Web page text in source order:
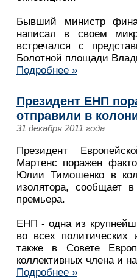
Бывший министр
написал в своем
встречался с
Болотной площади
Подробнее »
Президент ЕНП
отправили в
31 декабря 2011 года
Президент
Мартенс поражен
Юлии Тимошенко в
изолятора, сообщает
премьера.
ЕНП - одна из
во всех политических
также в Совете
коллективных члена и
Подробнее »